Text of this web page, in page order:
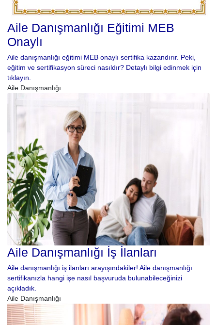
Aile Danışmanlığı Eğitimi MEB
Onaylı
Aile danışmanlığı eğitimi MEB onaylı sertifika kazandırır. Peki,
eğitim ve sertifikasyon süreci nasıldır? Detaylı bilgi edinmek için
tıklayın.
Aile Danışmanlığı
Aile Danışmanlığı İş İlanları
Aile danışmanlığı iş ilanları arayışındakiler! Aile danışmanlığı
sertifikanızla hangi işe nasıl başvuruda bulunabileceğinizi
açıkladık.
Aile Danışmanlığı